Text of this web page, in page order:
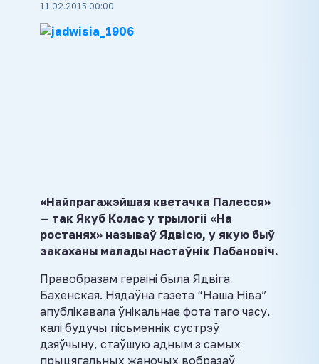
11.02.2015 00:00
«Найпрагажэйшая кветачка Палесся»
— так Якуб Колас у трылогіі «На
ростанях» называў Ядвісю, у якую быў
закаханы малады настаўнік Лабановіч.
Правобразам гераіні была Ядвіга
Бахенская. Нядаўна газета “Наша Ніва”
апублікавала ўнікальнае фота таго часу,
калі будучы пісьменнік сустрэў
дзяўчыну, стаўшую адным з самых
прыцягальных жаночых вобразаў